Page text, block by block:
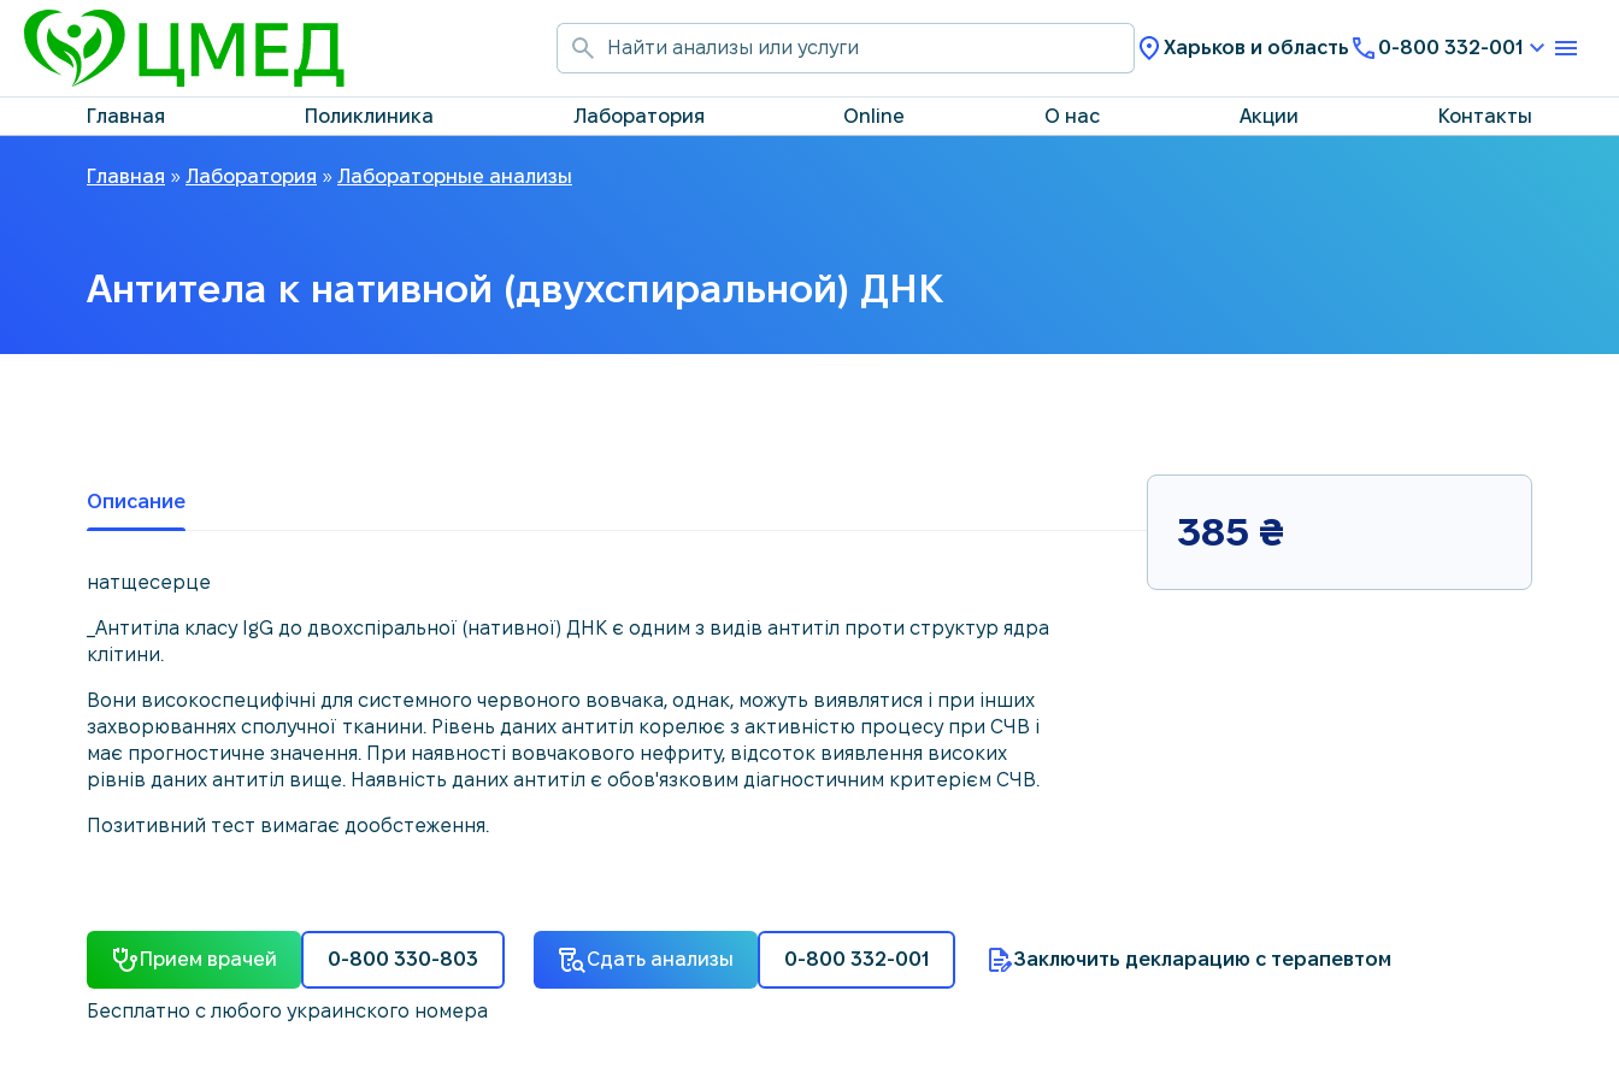
Харьков и область 0-800 332-001
Главная Поликлиника Лаборатория Online О нас Акции Контакты
Главная » Лаборатория » Лабораторные анализы
Антитела к нативной (двухспиральной) ДНК
Описание
натщесерце
_Антитіла класу IgG до двохспіральної (нативної) ДНК є одним з видів антитіл проти структур ядра
клітини.
Вони високоспецифічні для системного червоного вовчака, однак, можуть виявлятися і при інших
захворюваннях сполучної тканини. Рівень даних антитіл корелює з активністю процесу при СЧВ і
має прогностичне значення. При наявності вовчакового нефриту, відсоток виявлення високих
рівнів даних антитіл вище. Наявність даних антитіл є обов'язковим діагностичним критерієм СЧВ.
Позитивний тест вимагає дообстеження.
385 ₴
Прием врачей 0-800 330-803 Сдать анализы 0-800 332-001
Бесплатно с любого украинского номера
Заключить декларацию с терапевтом